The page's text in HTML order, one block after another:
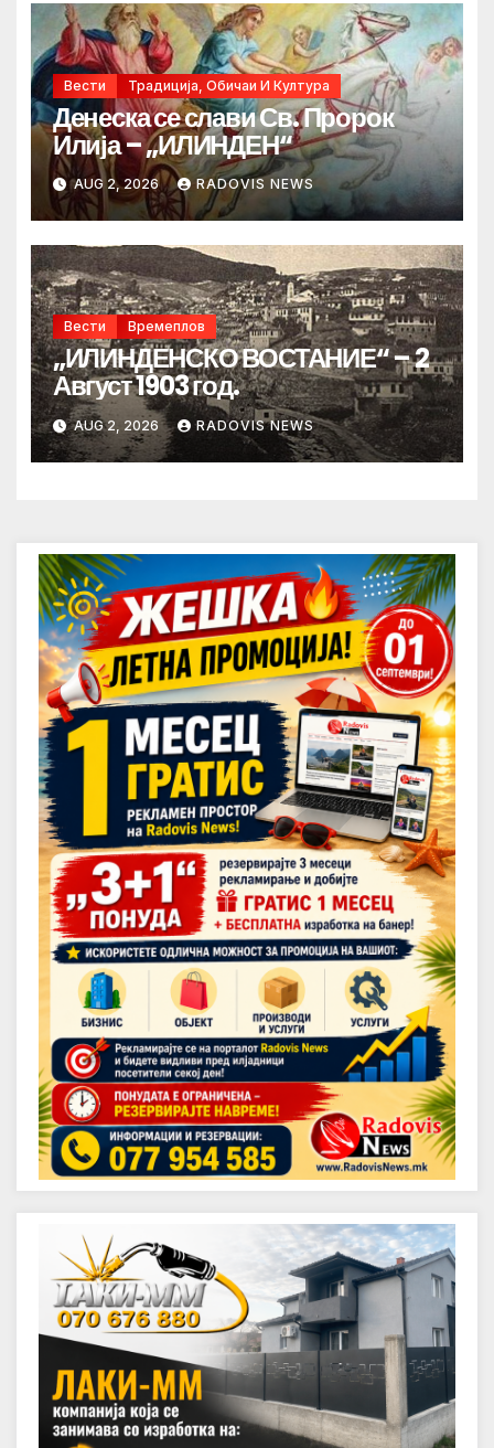
Вести Традиција, Обичаи И Култура
Денеска се слави Св. Пророк
Илија – „ИЛИНДЕН“
AUG 2, 2026 RADOVIS NEWS
Вести Времеплов
„ИЛИНДЕНСКО ВОСТАНИЕ“ – 2
Август 1903 год.
AUG 2, 2026 RADOVIS NEWS